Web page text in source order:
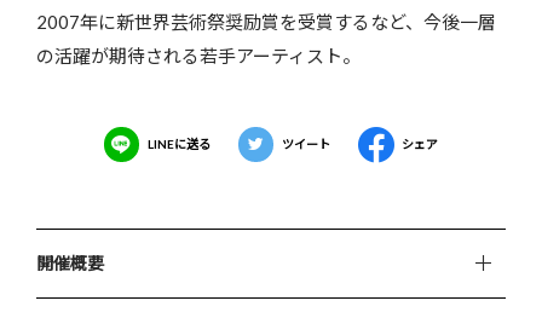
2007年に新世界芸術祭奨励賞を受賞するなど、今後一層
の活躍が期待される若手アーティスト。
LINEに送る ツイート シェア
開催概要